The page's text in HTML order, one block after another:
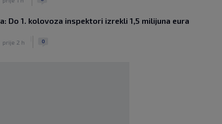
Messi se vratio u početni sastav
a: Do 1. kolovoza inspektori izrekli 1,5 milijuna eura
prije 2 h 0